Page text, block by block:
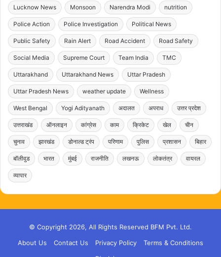
Lucknow News Monsoon Narendra Modi nutrition
Police Action Police Investigation Political News
Public Safety Rain Alert Road Accident Road Safety
Social Media Supreme Court Team India TMC
Uttarakhand Uttarakhand News Uttar Pradesh
Uttar Pradesh News weather update Wellness
West Bengal Yogi Adityanath अदालत अपराध उत्तर प्रदेश
उत्तराखंड ऑनलाइन कांग्रेस काम क्रिकेट खेल चीन
चुनाव झारखंड डोनाल्ड ट्रंप परिणाम पुलिस प्रशासन बिहार
बॉलीवुड भारत मुंबई राजनीति लखनऊ लोकतंत्र वायरल
व्यापार
© Copyright 2026, All Rights Reserved BFM Pvt. Ltd.
About Us
Contact Us Privacy Policy
Terms & Conditions